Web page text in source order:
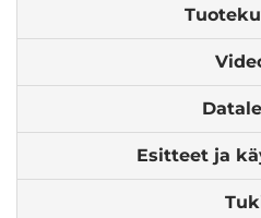
Esitteet ja